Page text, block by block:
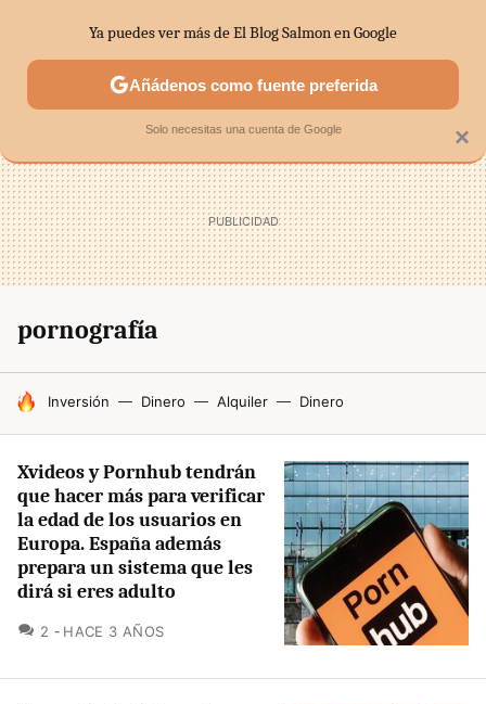
SECTORES ECONOMÍA DOMÉSTICA MERCADOS
pornografía
HOY SE HABLA DE
Inversión Dinero Alquiler Dinero
Xvideos y Pornhub tendrán
que hacer más para verificar
la edad de los usuarios en
Europa. España además
prepara un sistema que les
dirá si eres adulto
2 COMENTARIOS
HACE 3 AÑOS
×
Ya puedes ver más de El Blog Salmon en Google
Añádenos como fuente preferida
Solo necesitas una cuenta de Google